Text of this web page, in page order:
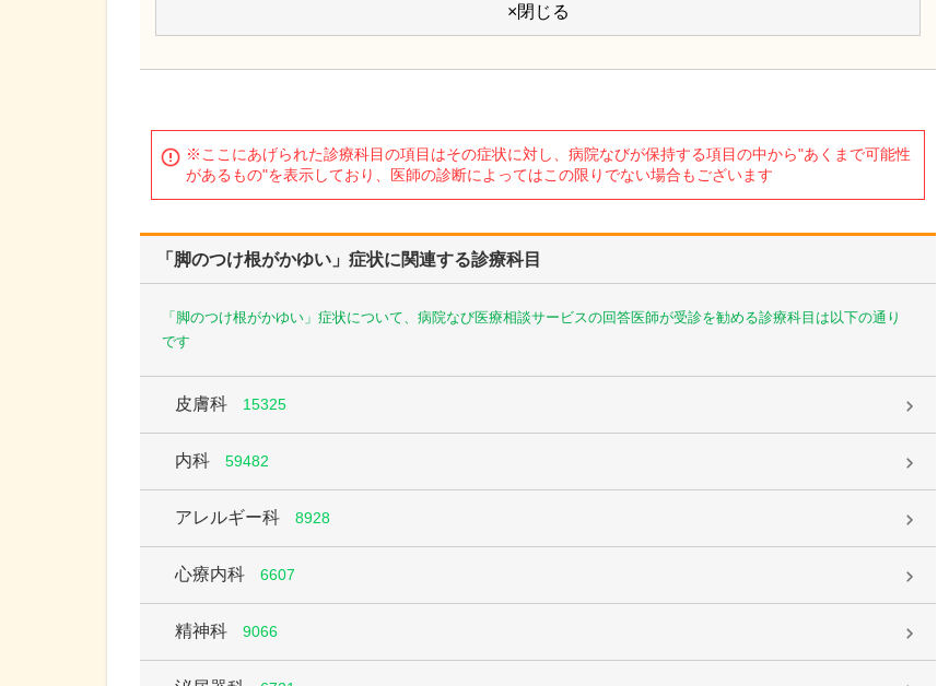
×閉じる
※ここにあげられた診療科目の項目はその症状に対し、病院なびが保持する項目の中から"あくまで可能性
があるもの"を表示しており、医師の診断によってはこの限りでない場合もございます
「脚のつけ根がかゆい」症状に関連する診療科目
「脚のつけ根がかゆい」症状について、病院なび医療相談サービスの回答医師が受診を勧める診療科目は以下の通り
です
皮膚科 15325
内科 59482
アレルギー科 8928
心療内科 6607
精神科 9066